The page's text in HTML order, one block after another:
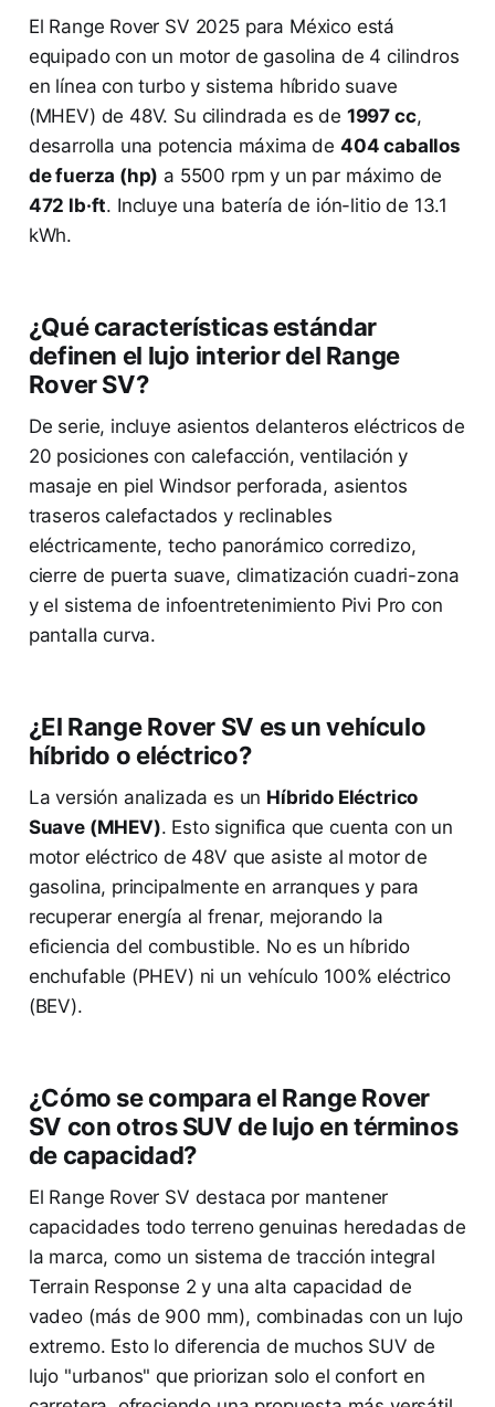
El Range Rover SV 2025 para México está
equipado con un motor de gasolina de 4 cilindros
en línea con turbo y sistema híbrido suave
(MHEV) de 48V. Su cilindrada es de 1997 cc,
desarrolla una potencia máxima de 404 caballos
de fuerza (hp) a 5500 rpm y un par máximo de
472 lb·ft. Incluye una batería de ión-litio de 13.1
kWh.
¿Qué características estándar
definen el lujo interior del Range
Rover SV?
De serie, incluye asientos delanteros eléctricos de
20 posiciones con calefacción, ventilación y
masaje en piel Windsor perforada, asientos
traseros calefactados y reclinables
eléctricamente, techo panorámico corredizo,
cierre de puerta suave, climatización cuadri-zona
y el sistema de infoentretenimiento Pivi Pro con
pantalla curva.
¿El Range Rover SV es un vehículo
híbrido o eléctrico?
La versión analizada es un Híbrido Eléctrico
Suave (MHEV). Esto significa que cuenta con un
motor eléctrico de 48V que asiste al motor de
gasolina, principalmente en arranques y para
recuperar energía al frenar, mejorando la
eficiencia del combustible. No es un híbrido
enchufable (PHEV) ni un vehículo 100% eléctrico
(BEV).
¿Cómo se compara el Range Rover
SV con otros SUV de lujo en términos
de capacidad?
El Range Rover SV destaca por mantener
capacidades todo terreno genuinas heredadas de
la marca, como un sistema de tracción integral
Terrain Response 2 y una alta capacidad de
vadeo (más de 900 mm), combinadas con un lujo
extremo. Esto lo diferencia de muchos SUV de
lujo "urbanos" que priorizan solo el confort en